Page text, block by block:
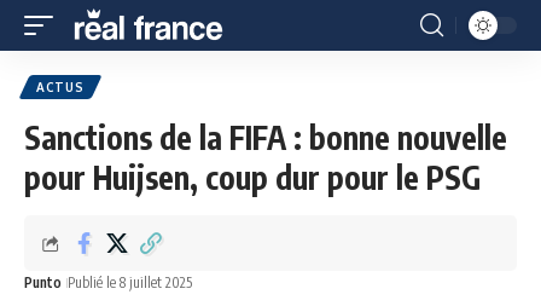
ACTUS
Sanctions de la FIFA : bonne nouvelle
pour Huijsen, coup dur pour le PSG
Punto Publié le 8 juillet 2025